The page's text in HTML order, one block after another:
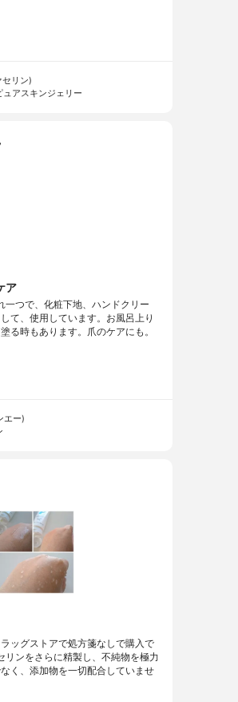
セリン)
ュアスキンジェリー
ア
一つで、化粧下地、ハンドクリー
て、使用しています。お風呂上り
る時もあります。爪のケアにも。
エー)
ッグストアで処方箋なしで購入で
リンをさらに精製し、不純物を極力
く、添加物を一切配合していませ